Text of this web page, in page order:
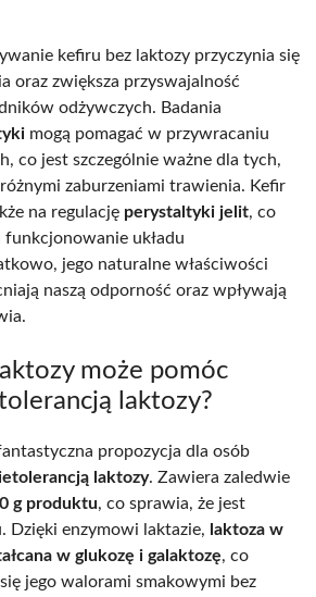
kefiru bez laktozy przyczynia się
oraz zwiększa przyswajalność
odżywczych. Badania
mogą pomagać w przywracaniu
co jest szczególnie ważne dla tych,
zaburzeniami trawienia. Kefir
na regulację perystaltyki jelit, co
funkcjonowanie układu
jego naturalne właściwości
naszą odporność oraz wpływają
może pomóc
laktozy?
propozycja dla osób
laktozy. Zawiera zaledwie
g produktu, co sprawia, że jest
Dzięki enzymowi laktazie, laktoza w
w glukozę i galaktozę, co
jego walorami smakowymi bez